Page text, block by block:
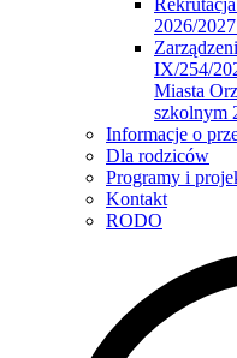
2026/
IX/254/
Miasta
szkolnym
Informacje o
Dla rodziców
Programy i
Kontakt
RODO